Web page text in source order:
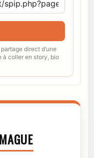
direct d’une
à coller en story, bio